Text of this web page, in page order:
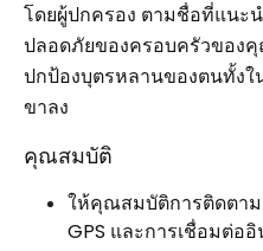
โดยผู้ปกครอง ตามชื่อที่แนะ
ปลอดภัยของครอบครัวของ
ปกป้องบุตรหลานของตนทั้ง
ขาลง
คุณสมบัติ
ให้คุณสมบัติการติดตา
GPS และการเชื่อมต่ออิ